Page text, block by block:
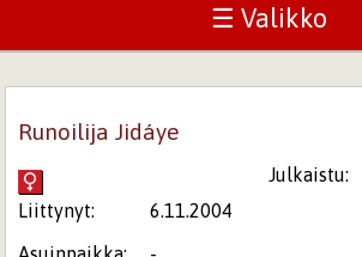
☰ Valikko
Runoilija Jidáye
Julkaistu:
Liittynyt:
6.11.2004